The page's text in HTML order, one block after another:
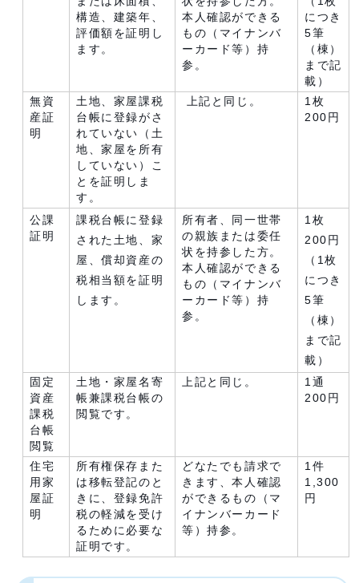
構造、建築年、
評価額を証明し
ます。
本人確認ができる
もの（マイナンバ
ーカード等）持
参。
につき
5筆
（棟）
まで記
載）
無資
産証
明
土地、家屋課税
台帳に登録がさ
れていない（土
地、家屋を所有
していない）こ
とを証明しま
す。
上記と同じ。
1枚
200円
公課
証明
課税台帳に登録
された土地、家
屋、償却資産の
税相当額を証明
します。
所有者、同一世帯
の親族または委任
状を持参した方。
本人確認ができる
もの（マイナンバ
ーカード等）持
参。
1枚
200円
（1枚
につき
5筆
（棟）
まで記
載）
固定
資産
課税
台帳
閲覧
土地・家屋名寄
帳兼課税台帳の
閲覧です。
上記と同じ。
1通
200円
住宅
用家
屋証
明
所有権保存また
は移転登記のと
きに、登録免許
税の軽減を受け
るために必要な
証明です。
どなたでも請求で
きます、本人確認
ができるもの（マ
イナンバーカード
等）持参。
1件
1,300
円